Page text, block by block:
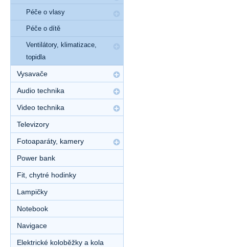
Péče o vlasy
Péče o dítě
Ventilátory, klimatizace,
topidla
Vysavače
Audio technika
Video technika
Televizory
Fotoaparáty, kamery
Power bank
Fit, chytré hodinky
Lampičky
Notebook
Navigace
Elektrické koloběžky a kola